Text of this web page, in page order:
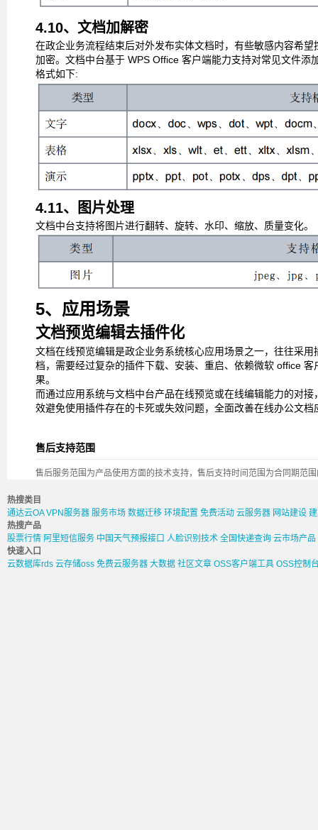
4.10、文档加解密
在政企业务流程结束后对外发布实体文档时，有些敏感内容希望
加密。文档中台基于 WPS Office 客户端能力支持对常见文件添
格式如下:
4.11、图片处理
文档中台支持将图片进行翻转、旋转、水印、缩放、质量变化。
5、应用场景
文档预览编辑去插件化
文档在线预览编辑是政企业务系统核心应用场景之一，往往采用
档，需要经过复杂的插件下载、安装、重启、依赖微软 office 客
果。
而通过应用系统与文档中台产品在线预览或在线编辑能力的对接
效避免使用插件存在的卡死或失效问题，全面改善在线办公文档
售后支持范围
售后服务范围为产品使用方面的技术支持，售后支持时间范围为合同期范
热搜类目
通达云OA VPN服务器 服务市场 数据迁移 环境配置 免费活动 云服务器 网站建设
热搜产品
股票行情 阿里短信服务 中国天气预报接口 人脸识别技术 全国快递查询 云市场产品
快速入口
云数据库rds 云存储oss 免费云服务器 大数据 社区文章 OSS客户端工具 OSS控制